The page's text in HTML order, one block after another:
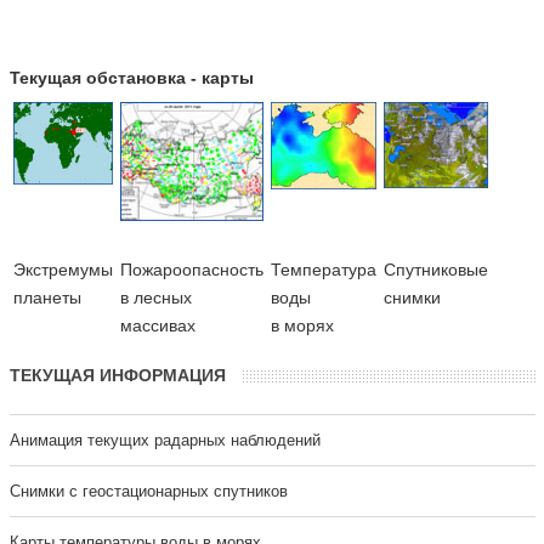
Текущая обстановка - карты
Экстремумы
планеты
Пожароопасность
в лесных
массивах
Температура
воды
в морях
Cпутниковые
снимки
ТЕКУЩАЯ ИНФОРМАЦИЯ
Анимация текущих радарных наблюдений
Cнимки с геостационарных спутников